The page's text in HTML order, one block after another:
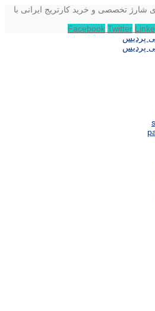
شارژ تخصصی و خرید کارتریج ایرانی با
Facebook Twitter